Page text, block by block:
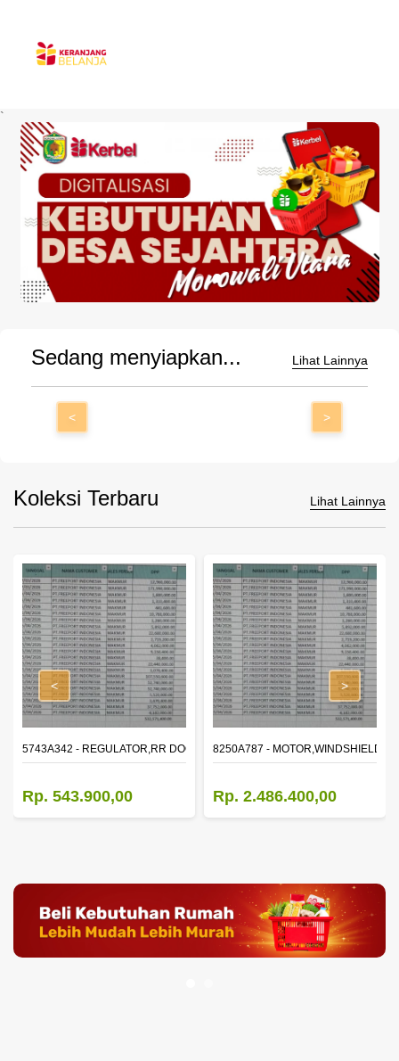
`
Sedang menyiapkan... Lihat Lainnya
< >
Koleksi Terbaru Lihat Lainnya
WINDOW,LH
5743A342 - REGULATOR,RR DOOR WINDOW,RH
Rp. 543.900,00
8250A787 - MOTOR,WINDSHIELD
Rp. 2.486.400,00
< >